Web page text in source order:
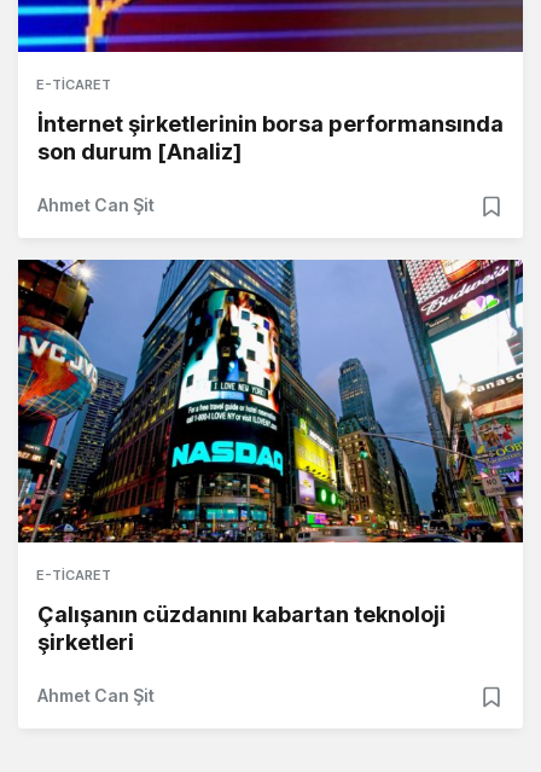
E-TICARET
İnternet şirketlerinin borsa performansında
son durum [Analiz]
Ahmet Can Şit
E-TICARET
Çalışanın cüzdanını kabartan teknoloji
şirketleri
Ahmet Can Şit